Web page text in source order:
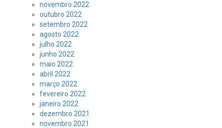
novembro 2022
outubro 2022
setembro 2022
agosto 2022
julho 2022
junho 2022
maio 2022
abril 2022
março 2022
fevereiro 2022
janeiro 2022
dezembro 2021
novembro 2021